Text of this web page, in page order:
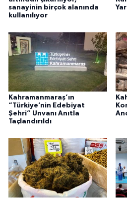
sanayinin birçok alanında
kullanılıyor
Kahramanmaraş’ın
“Türkiye’nin Edebiyat
Şehri” Unvanı Anıtla
Taçlandırıldı